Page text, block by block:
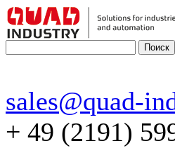
sales@quad-
+ 49 (2191)